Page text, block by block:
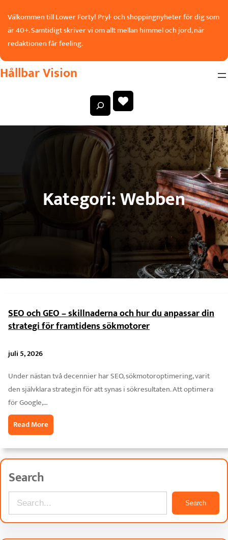
till
innehåll
Välkommen till Lower Forty! Pryl- och shoppingnyheter för dig som
är 40+. Samtidigt skriver vi om allt mellan himmel och jord, när
redaktionen får feeling.
Hållbar Vision
S
e
a
r
h
Kategori:Webben
SEO och GEO – skillnaderna och hur du anpassar din
strategi för framtidens sökmotorer
juli 5, 2026
Under nästan två decennier har SEO, sökmotoroptimering, varit
den självklara strategin för att synas i sökresultaten. Att optimera
för Google,…
Read More
Search
e
Search